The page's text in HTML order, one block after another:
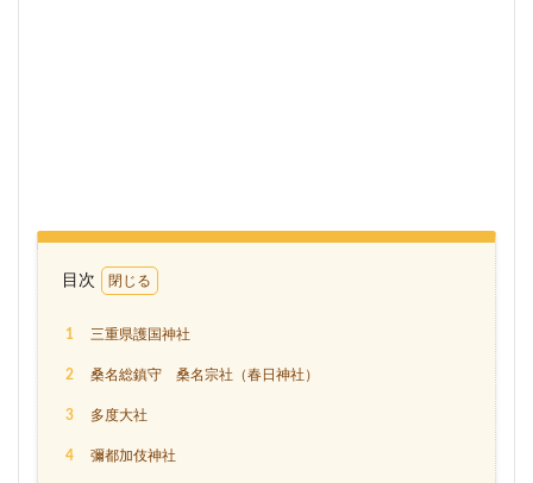
目次
1 三重県護国神社
2 桑名総鎮守 桑名宗社（春日神社）
3 多度大社
4 彌都加伎神社